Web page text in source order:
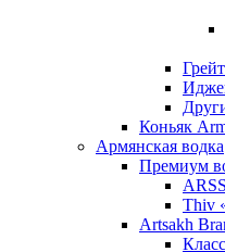
Коньяк
Армянская водка
Премиум
Thiv
Artsakh